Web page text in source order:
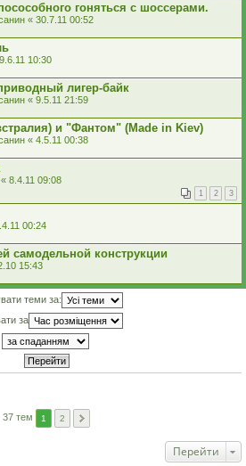
гоняться с шоссерами.
« 30.7.11 00:52
9.6.11 10:30
лигер-байк
« 9.5.11 21:59
и "Фантом" (Made in Kiev)
« 4.5.11 00:38
« 8.4.11 09:08
1 2 3
00:24
самодельной конструкции
15:43
теми за:
за
37 тем 1 2
Перейти